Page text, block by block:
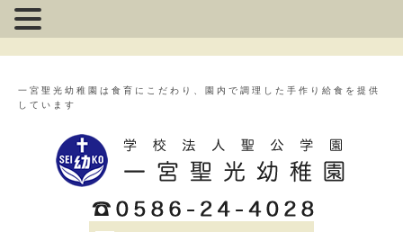
一宮聖光幼稚園は食育にこだわり、園内で調理した手作り給食を提供
しています